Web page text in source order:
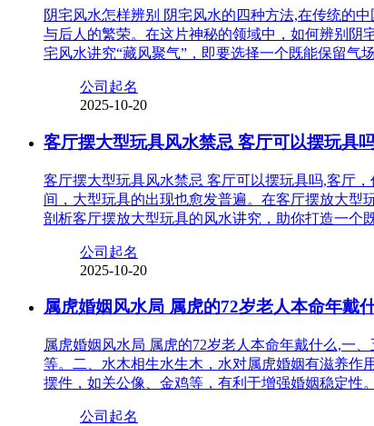
阴宅风水怎样辨别 阴宅风水的四种方法,在传统的
与后人的繁荣。在这片神秘的领域中，如何辨别阴
宅风水讲究“藏风聚气”，即要选择一个既能保留气
公司起名
2025-10-20
客厅摆大型玩具风水禁忌 客厅可以摆玩具
客厅摆大型玩具风水禁忌 客厅可以摆玩具吗,客厅
间，大型玩具的出现也愈发普遍。在客厅摆放大型
剖析客厅摆放大型玩具的风水讲究，助你打造一个
公司起名
2025-10-20
属虎婚姻风水局 属虎的72岁老人本命年戴
属虎婚姻风水局 属虎的72岁老人本命年戴什么,一
等。二、水木相生水生木，水对属虎婚姻有滋养作
摆件，如关公像、金鸡等，有利于增强婚姻稳定性
公司起名